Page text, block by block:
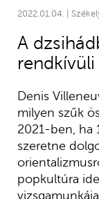
2022.01.04. |
A
Denis
milyen szűk
2021-ben, ha
szeretne
popkultúra